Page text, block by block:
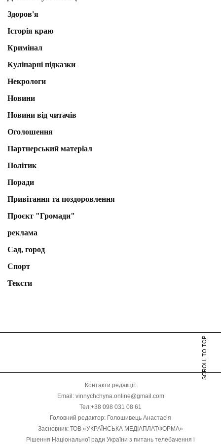
Здоров'я
Історія краю
Кримінал
Кулінарні підказки
Некрологи
Новини
Новини від читачів
Оголошення
Партнерський матеріал
Політик
Поради
Привітання та поздоровлення
Проєкт "Громади"
реклама
Сад, город
Спорт
Тексти
SCROLL TO TOP
Контакти редакції:
Email: vinnychchyna.online@gmail.com
Тел:+38 098 031 08 61
Головний редактор: Голошивець Анастасія
Засновник: ТОВ «УКРАЇНСЬКА МЕДІАПЛАТФОРМА»
Рішення Національної ради України з питань телебачення і